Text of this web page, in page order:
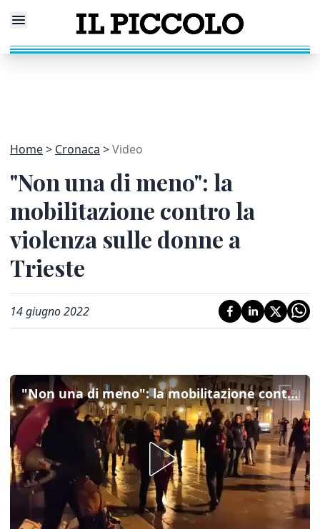
Home Cronaca Video
"Non una di meno": la
mobilitazione contro la
violenza sulle donne a
Trieste
14 giugno 2022
"Non una di meno": la mobilitazione contro la violenza sulle donne a Trieste